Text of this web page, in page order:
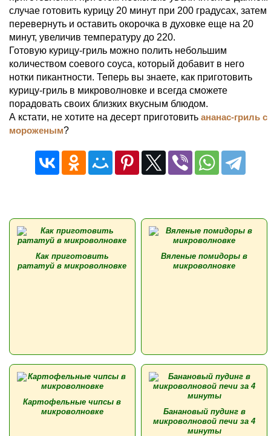
случае готовить курицу 20 минут при 200 градусах, затем
перевернуть и оставить окорочка в духовке еще на 20
минут, увеличив температуру до 220.
Готовую курицу-гриль можно полить небольшим
количеством соевого соуса, который добавит в него
нотки пикантности. Теперь вы знаете, как приготовить
курицу-гриль в микроволновке и всегда сможете
порадовать своих близких вкусным блюдом.
А кстати, не хотите на десерт приготовить ананас-гриль с
мороженым?
Как приготовить
рататуй в микроволновке
Вяленые помидоры в
микроволновке
Картофельные чипсы в
микроволновке
Банановый пудинг в
микроволновой печи за 4
минуты